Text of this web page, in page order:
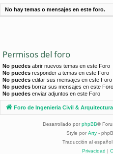
d
No hay temas o mensajes en este foro.
Permisos del foro
No puedes abrir nuevos temas en este Foro
No puedes responder a temas en este Foro
No puedes editar sus mensajes en este Foro
No puedes borrar sus mensajes en este Foro
No puedes enviar adjuntos en este Foro
Foro de Ingenieria Civil & Arquitectura
Desarrollado por phpBB®
Style por Arty -
Traducción al
Privacidad |